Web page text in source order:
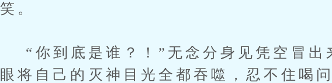
笑。
“你到底是谁？！”无念分身见凭空冒出
眼将自己的灭神目光全都吞噬，忍不住喝问